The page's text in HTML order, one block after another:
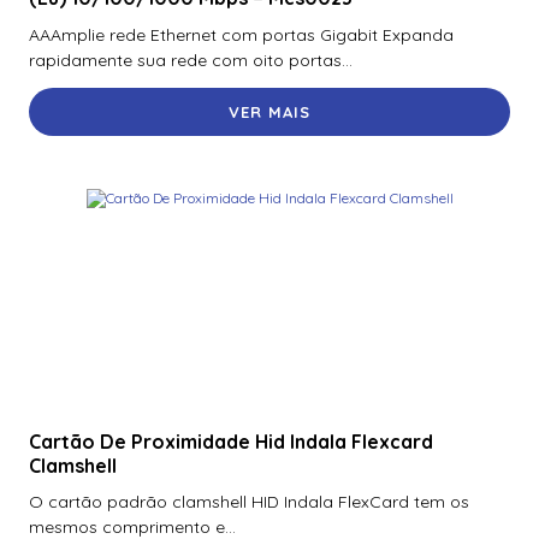
70300Aep0N | Assa Abloy | Placa De Expansão Para
Monitoramento Vertx V300
71000Bep0N01A | Assa Abloy | Controlador Vertx Evo™
V1000
900Nnnnek2037P | Assa Abloy | Leitor De Proximidade R10
Se
900Nsnnek20000 | Assa Abloy | Leitor De Proximidade R10
AAAmplie rede Ethernet com portas Gigabit Expanda
rapidamente sua rede com oito portas...
VER MAIS
Cartão De Proximidade Hid Indala Flexcard
Clamshell
O cartão padrão clamshell HID Indala FlexCard tem os
mesmos comprimento e...